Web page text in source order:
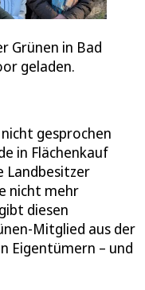
Grünen in Bad
geladen.
gesprochen
in Flächenkauf
Landbesitzer
nicht mehr
diesen
Mitglied aus der
Eigentümern – und